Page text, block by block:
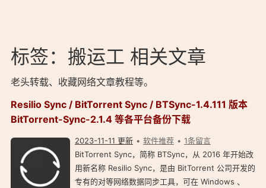
标签：搬运工 相关文章
老头转载、收藏网络文章教程等。
Resilio Sync / BitTorrent Sync / BTSync-1.4.111 版本
BitTorrent-Sync-2.1.4 等各平台备份下载
2023-11-11 更新 软件推荐
1条留言
BitTorrent Sync，简称 BTSync，从 2016 年开始改
用新名称 Resilio Sync，是由 BitTorrent 公司开发的
专有的对等网络数据同步工具，可在 Windows 、